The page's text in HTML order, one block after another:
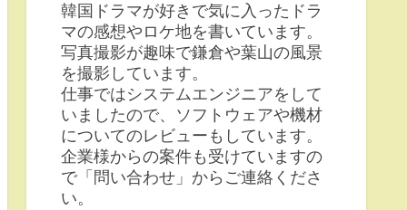
韓国ドラマが好きで気に入ったドラ
マの感想やロケ地を書いています。
写真撮影が趣味で鎌倉や葉山の風景
を撮影しています。
仕事ではシステムエンジニアをして
いましたので、ソフトウェアや機材
についてのレビューもしています。
企業様からの案件も受けていますの
で「問い合わせ」からご連絡くださ
い。